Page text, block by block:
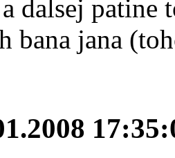
dalsej patine
bana jana